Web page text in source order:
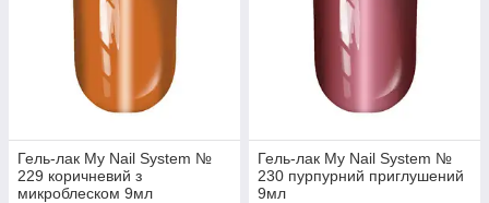
Гель-лак My Nail System №
229 коричневий з
микроблеском 9мл
Гель-лак My Nail System №
230 пурпурний приглушений
9мл